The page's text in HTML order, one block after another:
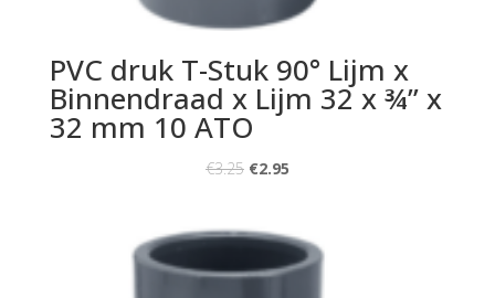
PVC druk T-Stuk 90° Lijm x
Binnendraad x Lijm 32 x ¾” x
32 mm 10 ATO
€3.25 €2.95